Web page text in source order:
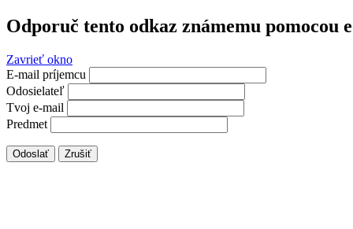
Odporuč tento odkaz známemu pomocou
Zavrieť okno
E-mail príjemcu
Odosielateľ
Tvoj e-mail
Predmet
Odoslať Zrušiť